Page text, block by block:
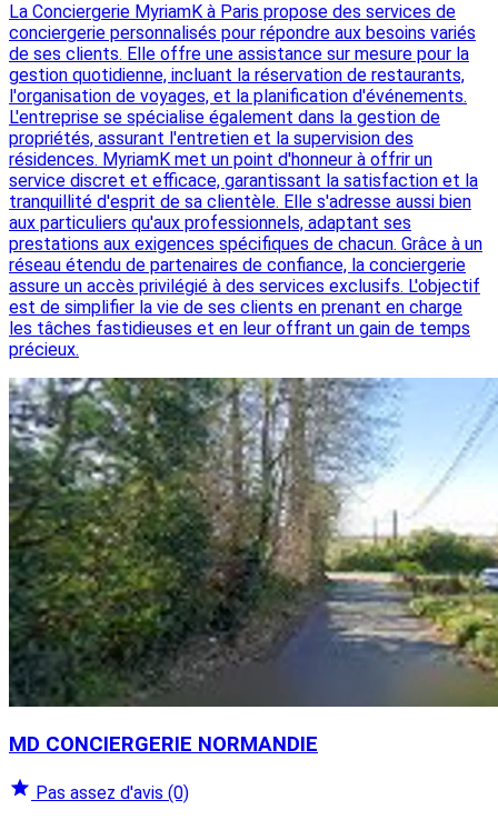
La Conciergerie MyriamK à Paris propose des services de
conciergerie personnalisés pour répondre aux besoins variés
de ses clients. Elle offre une assistance sur mesure pour la
gestion quotidienne, incluant la réservation de restaurants,
l'organisation de voyages, et la planification d'événements.
L'entreprise se spécialise également dans la gestion de
propriétés, assurant l'entretien et la supervision des
résidences. MyriamK met un point d'honneur à offrir un
service discret et efficace, garantissant la satisfaction et la
tranquillité d'esprit de sa clientèle. Elle s'adresse aussi bien
aux particuliers qu'aux professionnels, adaptant ses
prestations aux exigences spécifiques de chacun. Grâce à un
réseau étendu de partenaires de confiance, la conciergerie
assure un accès privilégié à des services exclusifs. L'objectif
est de simplifier la vie de ses clients en prenant en charge
les tâches fastidieuses et en leur offrant un gain de temps
précieux.
MD CONCIERGERIE NORMANDIE
Pas assez d'avis (0)